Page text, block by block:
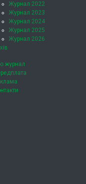
Журнал 2022
Журнал 2023
Журнал 2024
Журнал 2025
Журнал 2026
журнал